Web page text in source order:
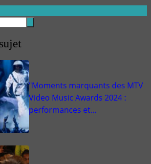
"Moments marquants des MTV
Video Music Awards 2024 :
performances et…